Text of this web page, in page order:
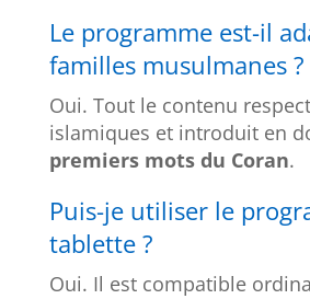
Le programme est-il
familles musulmanes ?
Oui. Tout le contenu
islamiques et introduit en
premiers mots du Coran.
Puis-je utiliser le
tablette ?
Oui. Il est compatible